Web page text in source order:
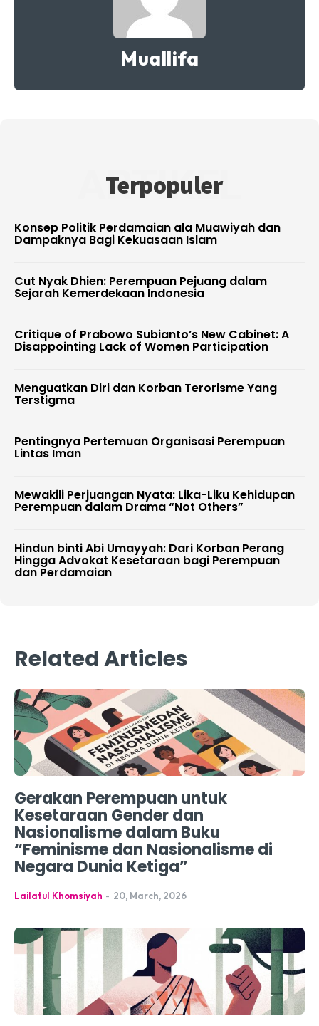
Muallifa
Terpopuler
ARTIKEL
Konsep Politik Perdamaian ala Muawiyah dan
Dampaknya Bagi Kekuasaan Islam
Cut Nyak Dhien: Perempuan Pejuang dalam
Sejarah Kemerdekaan Indonesia
Critique of Prabowo Subianto’s New Cabinet: A
Disappointing Lack of Women Participation
Menguatkan Diri dan Korban Terorisme Yang
Terstigma
Pentingnya Pertemuan Organisasi Perempuan
Lintas Iman
Mewakili Perjuangan Nyata: Lika-Liku Kehidupan
Perempuan dalam Drama “Not Others”
Hindun binti Abi Umayyah: Dari Korban Perang
Hingga Advokat Kesetaraan bagi Perempuan
dan Perdamaian
Related Articles
Gerakan Perempuan untuk
Kesetaraan Gender dan
Nasionalisme dalam Buku
“Feminisme dan Nasionalisme di
Negara Dunia Ketiga”
Lailatul Khomsiyah - 20, March, 2026